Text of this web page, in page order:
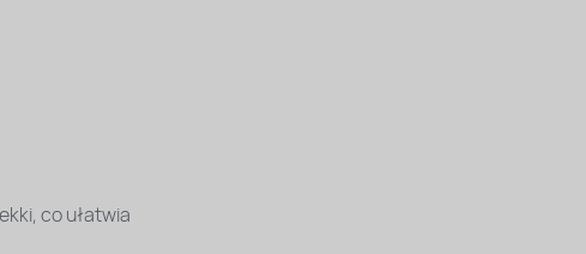
co ułatwia